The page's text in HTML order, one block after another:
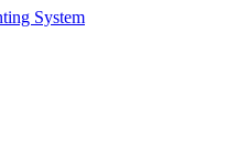
System